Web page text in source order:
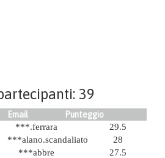
39
Email
Punteggio
***.ferrara
29.5
***alano.scandaliato
28
***abbre
27.5